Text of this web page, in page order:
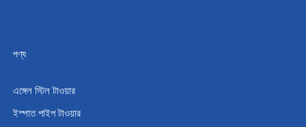
পণ্য
এঙ্গেল স্টিল টাওয়ার
ইস্পাত পাইপ টাওয়ার